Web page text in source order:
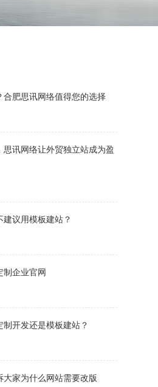
合肥思讯网络值得您的选择
讯网络让外贸独立站成为盈
议用模板建站？
制企业官网
开发还是模板建站？
家为什么网站需要改版